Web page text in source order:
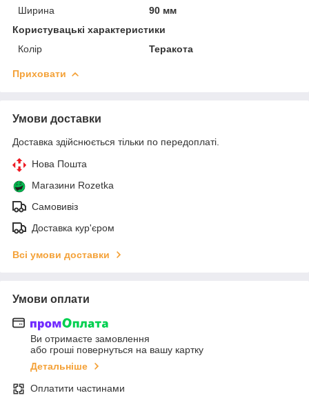
Ширина
90 мм
Користувацькі характеристики
Колір
Теракота
Приховати
Умови доставки
Доставка здійснюється тільки по передоплаті.
Нова Пошта
Магазини Rozetka
Самовивіз
Доставка кур'єром
Всі умови доставки
Умови оплати
Ви отримаєте замовлення
або гроші повернуться на вашу картку
Детальніше
Оплатити частинами